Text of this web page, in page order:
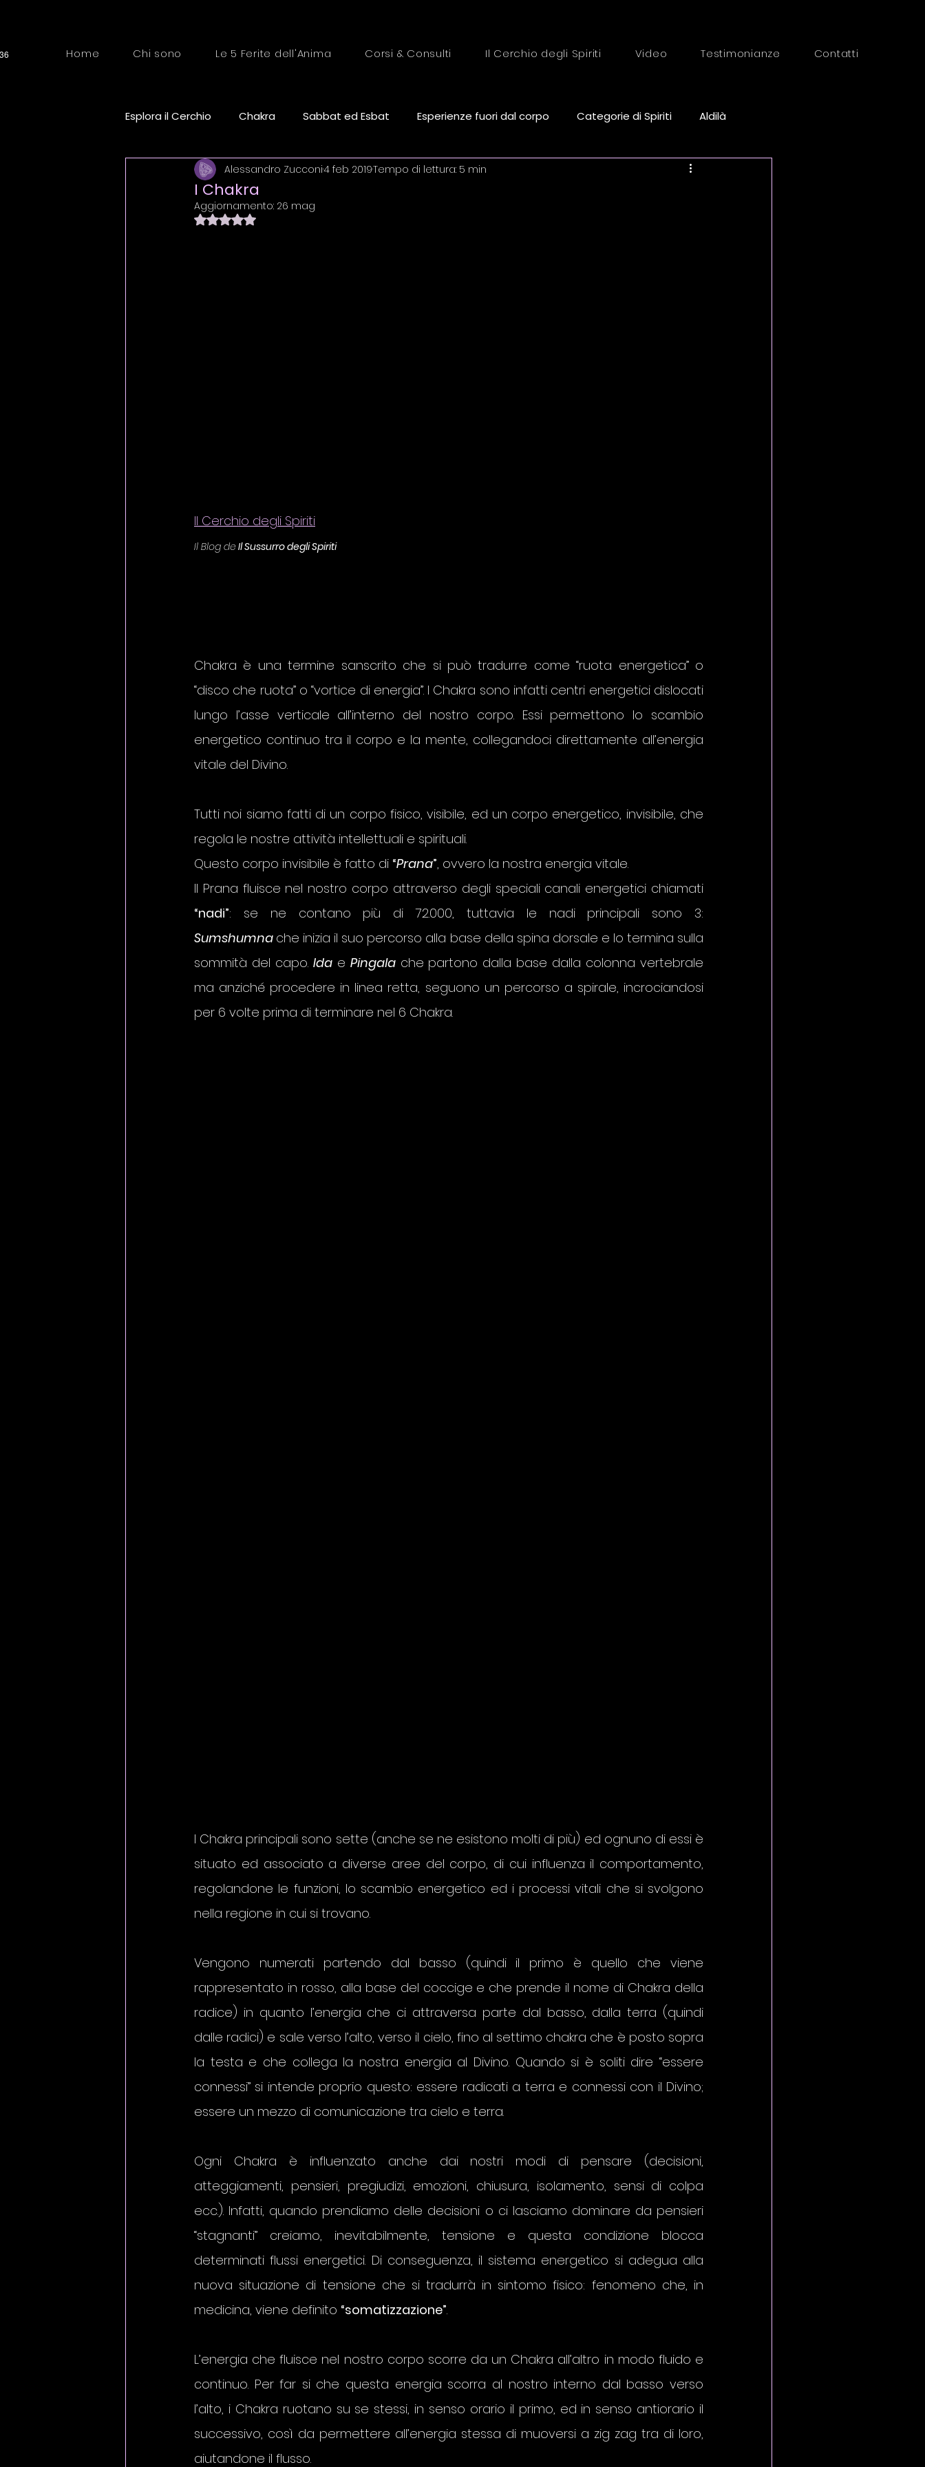
Home Chi sono Le 5 Ferite dell'Anima Corsi & Consulti Il Cerchio degli Spiriti Video Testimonianze Contatti
Esplora il Cerchio Chakra Sabbat ed Esbat Esperienze fuori dal corpo Categorie di Spiriti Aldilà
Contatto con gli Spiriti Enigmi e Misteri Iniziare il Cammino
Karma e Crescita Personale
I Chakra
Alessandro Zucconi4 feb 2019Tempo di lettura: 5 min
Aggiornamento: 26 mag
Valutazione NaN stelle su 5.
Il Cerchio degli Spiriti
Il Blog de Il Sussurro degli Spiriti
Chakra è una termine sanscrito che si può tradurre come “ruota energetica” o
“disco che ruota” o “vortice di energia”. I Chakra sono infatti centri energetici dislocati
lungo l’asse verticale all’interno del nostro corpo. Essi permettono lo scambio
energetico continuo tra il corpo e la mente, collegandoci direttamente all’energia
vitale del Divino.
Tutti noi siamo fatti di un corpo fisico, visibile, ed un corpo energetico, invisibile, che
regola le nostre attività intellettuali e spirituali.
Questo corpo invisibile è fatto di “Prana”, ovvero la nostra energia vitale.
“nadi”
Sumshumna che inizia il suo percorso alla base della spina dorsale e lo termina sulla
sommità del capo. Ida e Pingala che partono dalla base dalla colonna vertebrale
ma anziché procedere in linea retta, seguono un percorso a spirale, incrociandosi
per 6 volte prima di terminare nel 6 Chakra.
I Chakra principali sono sette (anche se ne esistono molti di più) ed ognuno di essi è
situato ed associato a diverse aree del corpo, di cui influenza il comportamento,
regolandone le funzioni, lo scambio energetico ed i processi vitali che si svolgono
nella regione in cui si trovano.
Vengono numerati partendo dal basso (quindi il primo è quello che viene
rappresentato in rosso, alla base del coccige e che prende il nome di Chakra della
radice) in quanto l’energia che ci attraversa parte dal basso, dalla terra (quindi
dalle radici) e sale verso l’alto, verso il cielo, fino al settimo chakra che è posto sopra
la testa e che collega la nostra energia al Divino. Quando si è soliti dire “essere
connessi” si intende proprio questo: essere radicati a terra e connessi con il Divino;
essere un mezzo di comunicazione tra cielo e terra.
Ogni Chakra è influenzato anche dai nostri modi di pensare (decisioni,
atteggiamenti, pensieri, pregiudizi, emozioni, chiusura, isolamento, sensi di colpa
ecc.). Infatti, quando prendiamo delle decisioni o ci lasciamo dominare da pensieri
“stagnanti” creiamo, inevitabilmente, tensione e questa condizione blocca
determinati flussi energetici. Di conseguenza, il sistema energetico si adegua alla
nuova situazione di tensione che si tradurrà in sintomo fisico: fenomeno che, in
medicina, viene definito “somatizzazione”.
L’energia che fluisce nel nostro corpo scorre da un Chakra all’altro in modo fluido e
continuo. Per far si che questa energia scorra al nostro interno dal basso verso
l’alto, i Chakra ruotano su se stessi, in senso orario il primo, ed in senso antiorario il
successivo, così da permettere all’energia stessa di muoversi a zig zag tra di loro,
aiutandone il flusso.